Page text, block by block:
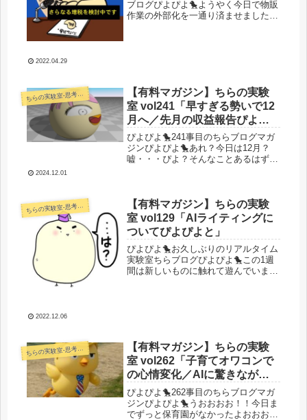
イター鬼採用祭り」
ブログぴよぴよ🐤ようやく今日で物販
作業の外部化を一通り済ませました。
2022.04.29
ちらの実験室-思考・失敗談・リアルタイム実況等を発信します-
【有料マガジン】ちらの実験
室 vol241「早すぎる勢いで12
月へ／先月の収益報告ぴよぴ
よ／変動だし久々にサチコの
データでも見てみるか」
ぴよぴよ🐤241事目のちらブログマガ
ジンぴよぴよ🐤あれ？今日は12月？
嘘・・・ぴよ？そんなことあるはず
してやっていきますか。今日...
2024.12.01
ちらの実験室-思考・失敗談・リアルタイム実況等を発信します-
【有料マガジン】ちらの実験
室 vol129「AIライティングに
ついてぴよぴよと」
ぴよぴよ🐤お久しぶりのリアルタイム
実験室ちらブログぴよぴよ🐤この1週
間は新しいものに触れて遊んでいまし
2022.12.06
ちらの実験室-思考・失敗談・リアルタイム実況等を発信します-
【有料マガジン】ちらの実験
室 vol262「子育てオワコンで
の心情変化／AIに驚きながら
中長期的な視点で何やるか考
え続けてた」
ぴよぴよ🐤262事目のちらブログマガ
ジンぴよぴよ🐤うおおおお！！今日ま
でずっと保育園がなかったよおおお！